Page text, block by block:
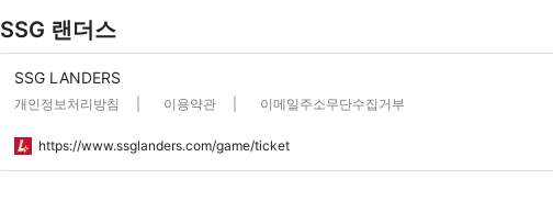
SSG 랜더스
SSG LANDERS
개인정보처리방침 | 이용약관 | 이메일주소무단수집거부
https://www.ssglanders.com/game/ticket